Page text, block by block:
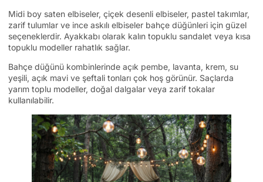
Midi boy saten elbiseler, çiçek desenli elbiseler, pastel takımlar,
zarif tulumlar ve ince askılı elbiseler bahçe düğünleri için güzel
seçeneklerdir. Ayakkabı olarak kalın topuklu sandalet veya kısa
topuklu modeller rahatlık sağlar.
Bahçe düğünü kombinlerinde açık pembe, lavanta, krem, su
yeşili, açık mavi ve şeftali tonları çok hoş görünür. Saçlarda
yarım toplu modeller, doğal dalgalar veya zarif tokalar
kullanılabilir.